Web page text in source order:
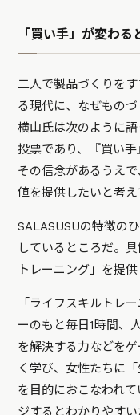
「買い手」が変わ
二人で製品づくりを
る現代に、なぜものづ
横山氏は次のように
投票であり、『買い手
その信念があるうえ
値を提供したいと考え
SALASUSUの特徴の
しているところだ。
トレーニング」を提供
「ライフスキルトレ
ーのもと毎日1時間、
を解決する力などを
く学び、女性たちに
を目的におこなわれ
ジするとわかりやすい